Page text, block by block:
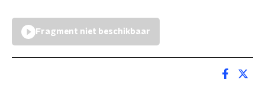
Fragment niet beschikbaar